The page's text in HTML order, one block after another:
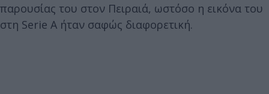
παρουσίας του στον Πειραιά, ωστόσο η εικόνα του
στη Serie A ήταν σαφώς διαφορετική.